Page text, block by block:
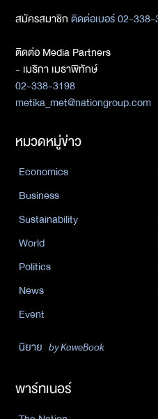
สมัครสมาชิกติดต่อเบอร์ 02-
ติดต่อ Media Partners
- เมธิกา เมธาพิทักษ์
02-338-3198
metika_met@nationgroup.com
หมวดหมู่ข่าว
Economics
Business
Sustainability
World
Politics
News
Event
นิยาย by KaweBook
พาร์ทเนอร์